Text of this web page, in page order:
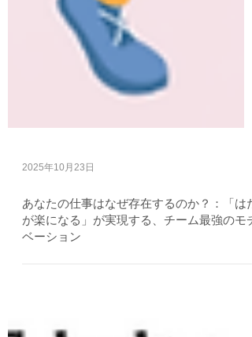
あなたの仕事はなぜ存在するのか？：「はた
が楽になる」が実現する、チーム最強のモチ